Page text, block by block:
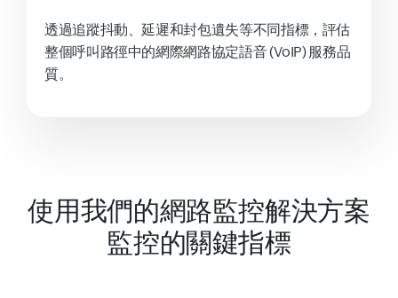
透過追蹤抖動、延遲和封包遺失等不同指標，評估
整個呼叫路徑中的網際網路協定語音 (VoIP) 服務品
質。
使用我們的網路監控解決方案
監控的關鍵指標